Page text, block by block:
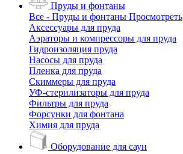
Пруды и фонтаны
Все - Пруды и фонтаны Просмотреть
Аксессуары для пруда
Аэраторы и компрессоры для пруда
Гидроизоляция пруда
Насосы для пруда
Пленка для пруда
Скиммеры для пруда
УФ-стерилизаторы для пруда
Фильтры для пруда
Форсунки для фонтана
Химия для пруда
Оборудование для саун